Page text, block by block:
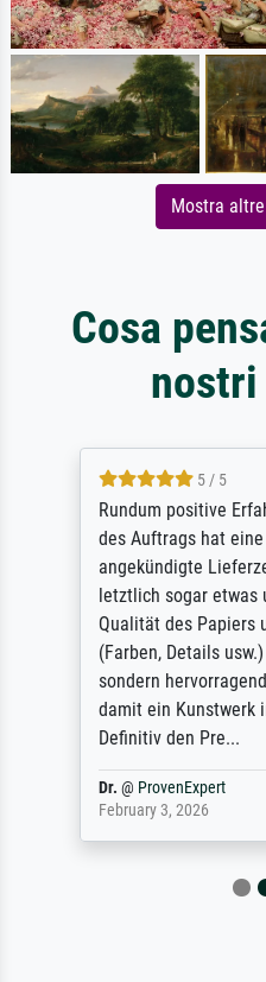
Mostra
Cosa
5 / 5
Rundum positive
des Auftrags hat
angekündigte
letztlich sogar etwas
Qualität des Papiers
(Farben, Details
sondern
damit ein Kunstwerk
Definitiv den Pre...
Dr. @ ProvenExpert
February 3, 2026